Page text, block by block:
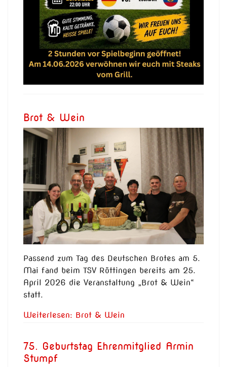
Brot & Wein
Passend zum Tag des Deutschen Brotes am 5.
Mai fand beim TSV Röttingen bereits am 25.
April 2026 die Veranstaltung „Brot & Wein“
statt.
Weiterlesen: Brot & Wein
75. Geburtstag Ehrenmitglied Armin
Stumpf